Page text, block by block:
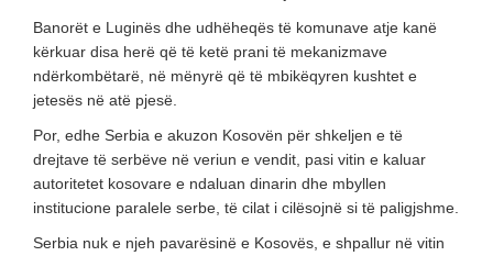
Banorët e Luginës dhe udhëheqës të komunave atje kanë
kërkuar disa herë që të ketë prani të mekanizmave
ndërkombëtarë, në mënyrë që të mbikëqyren kushtet e
jetesës në atë pjesë.
Por, edhe Serbia e akuzon Kosovën për shkeljen e të
drejtave të serbëve në veriun e vendit, pasi vitin e kaluar
autoritetet kosovare e ndaluan dinarin dhe mbyllen
institucione paralele serbe, të cilat i cilësojnë si të paligjshme.
Serbia nuk e njeh pavarësinë e Kosovës, e shpallur në vitin